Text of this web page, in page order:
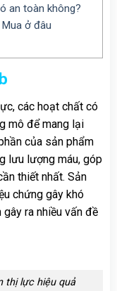
an toàn không?
ở đâu
các hoạt chất có
mô để mang lại
của sản phẩm
lưu lượng máu, góp
thiết nhất. Sản
chứng gây khó
ra nhiều vấn đề
thị lực hiệu quả